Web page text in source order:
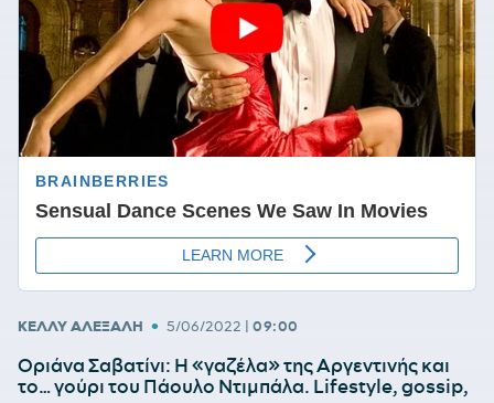
ΚΕΛΛΥ ΑΛΕΞΑΛΗ • 5/06/2022 | 09:00
Οριάνα Σαβατίνι: Η «γαζέλα» της Αργεντινής και
το… γούρι του Πάουλο Ντιμπάλα. Lifestyle, gossip,